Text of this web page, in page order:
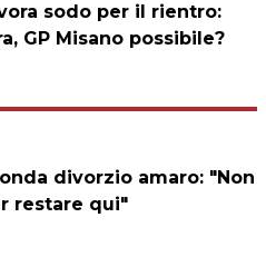
sodo per il rientro:
GP Misano possibile?
divorzio amaro: "Non
restare qui"